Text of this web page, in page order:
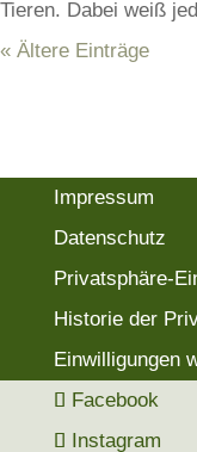
Tieren. Dabei weiß
« Ältere Einträge
Impressum
Datenschutz
Privatsphäre-
Historie der
Einwilligungen
Facebook
Instagram